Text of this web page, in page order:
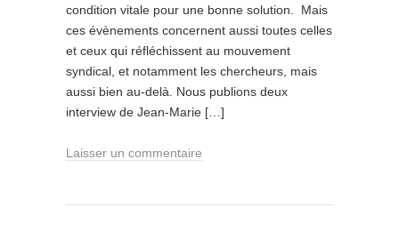
condition vitale pour une bonne solution. Mais
ces évènements concernent aussi toutes celles
et ceux qui réfléchissent au mouvement
syndical, et notamment les chercheurs, mais
aussi bien au-delà. Nous publions deux
interview de Jean-Marie […]
Laisser un commentaire